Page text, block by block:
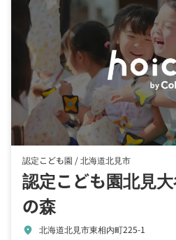
認定こども園 /北海道北見市
認定こども園北見
の森
location_on 北海道北見市東相内町225-1